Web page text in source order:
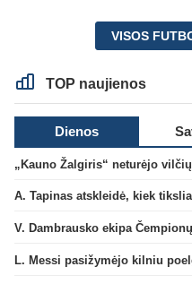
VISOS
TOP naujienos
Dienos
„Kauno Žalgiris“ neturėjo